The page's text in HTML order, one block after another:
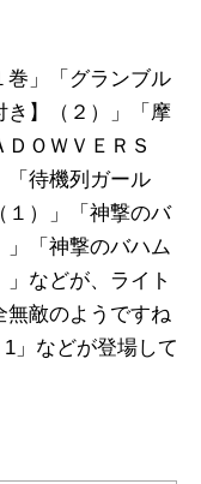
」「グランブル
き】（２）」「摩
ＯＷＶＥＲＳ
待機列ガール
１）」「神撃のバ
「神撃のバハム
などが、ライト
無敵のようですね
」などが登場して